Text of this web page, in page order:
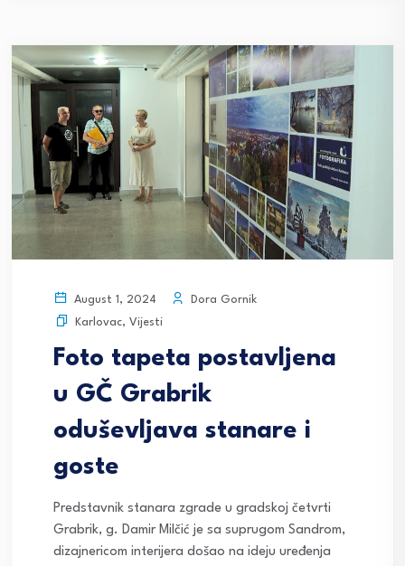
August 1, 2024
Dora Gornik
Karlovac, Vijesti
Foto tapeta postavljena
u GČ Grabrik
oduševljava stanare i
goste
Predstavnik stanara zgrade u gradskoj četvrti
Grabrik, g. Damir Milčić je sa suprugom Sandrom,
dizajnericom interijera došao na ideju uređenja